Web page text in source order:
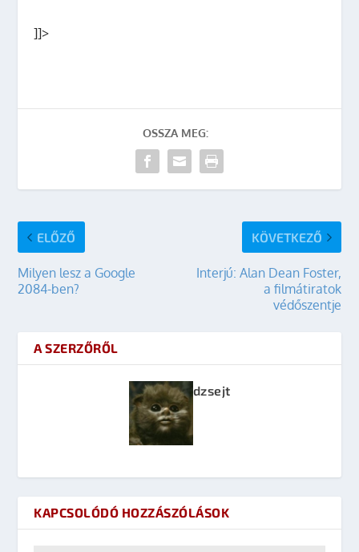
]]>
OSSZA MEG:
ELŐZŐ
Milyen lesz a Google
2084-ben?
KÖVETKEZŐ
Interjú: Alan Dean Foster,
a filmátiratok
védőszentje
A SZERZŐRŐL
dzsejt
KAPCSOLÓDÓ HOZZÁSZÓLÁSOK